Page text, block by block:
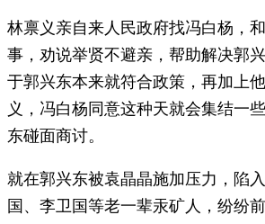
林禀义亲自来人民政府找冯白杨，
事，劝说举贤不避亲，帮助解决郭
于郭兴东本来就符合政策，再加上
义，冯白杨同意这种天就会集结一
东碰面商讨。
就在郭兴东被袁晶晶施加压力，陷
国、李卫国等老一辈汞矿人，纷纷